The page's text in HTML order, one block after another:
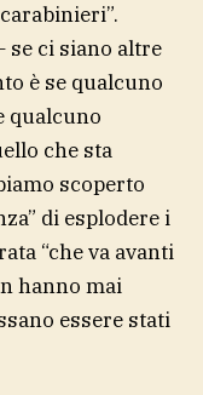
se ci siano altre
è se qualcuno
qualcuno
che sta
scoperto
di esplodere i
“che va avanti
hanno mai
essere stati